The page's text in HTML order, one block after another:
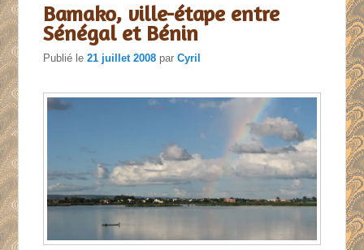
Bamako, ville-étape entre
Sénégal et Bénin
Publié le21 juillet 2008 parCyril